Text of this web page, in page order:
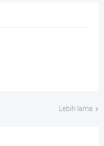
Lebih lama